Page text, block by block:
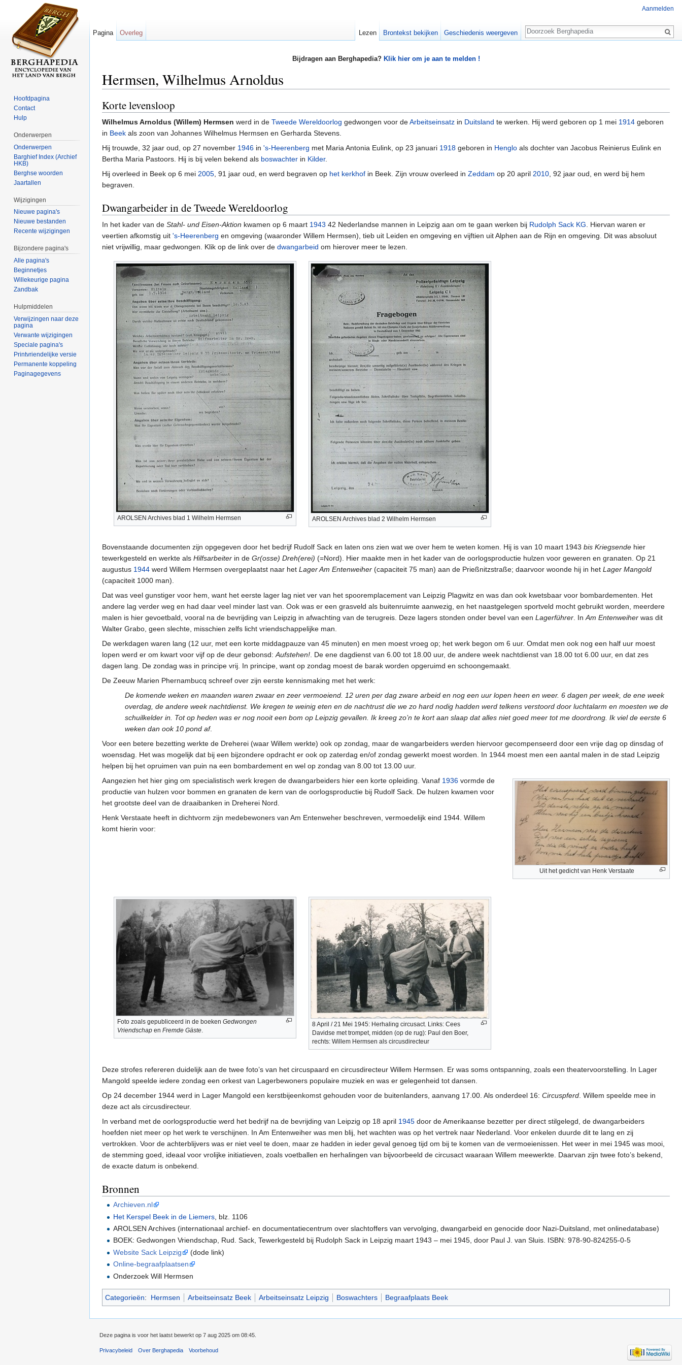
Bijdragen aan Berghapedia? Klik hier om je aan te melden !
Hermsen, Wilhelmus Arnoldus
Korte levensloop
Wilhelmus Arnoldus (Willem) Hermsen werd in de Tweede Wereldoorlog gedwongen voor deArbeitseinsatz in Duitsland te werken. Hij werd geboren op 1 mei 1914 geboren
in Beek als zoon van Johannes Wilhelmus Hermsen en Gerharda Stevens.
Hij trouwde, 32 jaar oud, op 27 november 1946 in 's-Heerenberg met Maria Antonia Eulink, op 23 januari 1918 geboren in Henglo als dochter van Jacobus Reinierus Eulink en
Bertha Maria Pastoors. Hij is bij velen bekend als boswachter in Kilder.
Hij overleed in Beek op 6 mei 2005 , 91 jaar oud, en werd begraven op het kerkhof in Beek. Zijn vrouw overleed in Zeddam op 20 april 2010 , 92 jaar oud, en werd bij hem
begraven.
Dwangarbeider in de Tweede Wereldoorlog
In het kader van de Stahl- und Eisen-Aktion kwamen op 6 maart 1943 42 Nederlandse mannen in Leipzig aan om te gaan werken bij Rudolph Sack KG . Hiervan waren er
veertien afkomstig uit 's-Heerenberg en omgeving (waaronder Willem Hermsen), tieb uit Leiden en omgeving en vijftien uit Alphen aan de Rijn en omgeving. Dit was absoluut
niet vrijwillig, maar gedwongen. Klik op de link over de dwangarbeid om hierover meer te lezen.
AROLSEN Archives blad 1 Wilhelm Hermsen AROLSEN Archives blad 2 Wilhelm Hermsen
Bovenstaande documenten zijn opgegeven door het bedrijf Rudolf Sack en laten ons zien wat we over hem te weten komen. Hij is van 10 maart 1943 bis Kriegsende hier
tewerkgesteld en werkte als Hilfsarbeiter in de Gr(osse) Dreh(erei) (=Nord). Hier maakte men in het kader van de oorlogsproductie hulzen voor geweren en granaten. Op 21
augustus 1944 werd Willem Hermsen overgeplaatst naar het Lager Am Entenweiher (capaciteit 75 man) aan de Prießnitzstraße; daarvoor woonde hij in het Lager Mangold
(capaciteit 1000 man).
Dat was veel gunstiger voor hem, want het eerste lager lag niet ver van het spooremplacement van Leipzig Plagwitz en was dan ook kwetsbaar voor bombardementen. Het
andere lag verder weg en had daar veel minder last van. Ook was er een grasveld als buitenruimte aanwezig, en het naastgelegen sportveld mocht gebruikt worden, meerdere
malen is hier gevoetbald, vooral na de bevrijding van Leipzig in afwachting van de terugreis. Deze lagers stonden onder bevel van een Lagerführer . In Am Entenweiher was dit
Walter Grabo, geen slechte, misschien zelfs licht vriendschappelijke man.
De werkdagen waren lang (12 uur, met een korte middagpauze van 45 minuten) en men moest vroeg op; het werk begon om 6 uur. Omdat men ook nog een half uur moest
lopen werd er om kwart voor vijf op de deur gebonsd: Aufstehen! . De ene dagdienst van 6.00 tot 18.00 uur, de andere week nachtdienst van 18.00 tot 6.00 uur, en dat zes
dagen lang. De zondag was in principe vrij. In principe, want op zondag moest de barak worden opgeruimd en schoongemaakt.
De Zeeuw Marien Phernambucq schreef over zijn eerste kennismaking met het werk:
De komende weken en maanden waren zwaar en zeer vermoeiend. 12 uren per dag zware arbeid en nog een uur lopen heen en weer. 6 dagen per week, de ene week
overdag, de andere week nachtdienst. We kregen te weinig eten en de nachtrust die we zo hard nodig hadden werd telkens verstoord door luchtalarm en moesten we de
schuilkelder in. Tot op heden was er nog nooit een bom op Leipzig gevallen. Ik kreeg zo’n te kort aan slaap dat alles niet goed meer tot me doordrong. Ik viel de eerste 6
weken dan ook 10 pond af.
Voor een betere bezetting werkte de Dreherei (waar Willem werkte) ook op zondag, maar de wangarbeiders werden hiervoor gecompenseerd door een vrije dag op dinsdag of
woensdag. Het was mogelijk dat bij een bijzondere opdracht er ook op zaterdag en/of zondag gewerkt moest worden. In 1944 moest men een aantal malen in de stad Leipzig
helpen bij het opruimen van puin na een bombardement en wel op zondag van 8.00 tot 13.00 uur.
Uit het gedicht van Henk Verstaate
Aangezien het hier ging om specialistisch werk kregen de dwangarbeiders hier een korte opleiding. Vanaf 1936 vormde de
productie van hulzen voor bommen en granaten de kern van de oorlogsproductie bij Rudolf Sack. De hulzen kwamen voor
het grootste deel van de draaibanken in Dreherei Nord.
Henk Verstaate heeft in dichtvorm zijn medebewoners van Am Entenweher beschreven, vermoedelijk eind 1944. Willem
komt hierin voor:
Foto zoals gepubliceerd in de boeken Gedwongen
Vriendschap en Fremde Gäste.
8 April / 21 Mei 1945: Herhaling circusact. Links: Cees
Davidse met trompet, midden (op de rug): Paul den Boer,
rechts: Willem Hermsen als circusdirecteur
Deze strofes refereren duidelijk aan de twee foto’s van het circuspaard en circusdirecteur Willem Hermsen. Er was soms ontspanning, zoals een theatervoorstelling. In Lager
Mangold speelde iedere zondag een orkest van Lagerbewoners populaire muziek en was er gelegenheid tot dansen.
Op 24 december 1944 werd in Lager Mangold een kerstbijeenkomst gehouden voor de buitenlanders, aanvang 17.00. Als onderdeel 16: Circuspferd . Willem speelde mee in
deze act als circusdirecteur.
In verband met de oorlogsproductie werd het bedrijf na de bevrijding van Leipzig op 18 april 1945 door de Amerikaanse bezetter per direct stilgelegd, de dwangarbeiders
hoefden niet meer op het werk te verschijnen. In Am Entenweiher was men blij, het wachten was op het vertrek naar Nederland. Voor enkelen duurde dit te lang en zij
vertrokken. Voor de achterblijvers was er niet veel te doen, maar ze hadden in ieder geval genoeg tijd om bij te komen van de vermoeienissen. Het weer in mei 1945 was mooi,
de stemming goed, ideaal voor vrolijke initiatieven, zoals voetballen en herhalingen van bijvoorbeeld de circusact waaraan Willem meewerkte. Daarvan zijn twee foto’s bekend,
de exacte datum is onbekend.
Bronnen
Archieven.nl
Het Kerspel Beek in de Liemers , blz. 1106
AROLSEN Archives (internationaal archief- en documentatiecentrum over slachtoffers van vervolging, dwangarbeid en genocide door Nazi-Duitsland, met onlinedatabase)
BOEK: Gedwongen Vriendschap, Rud. Sack, Tewerkgesteld bij Rudolph Sack in Leipzig maart 1943 – mei 1945, door Paul J. van Sluis. ISBN: 978-90-824255-0-5
Website Sack Leipzig
(dode link)
Online-begraafplaatsen
Onderzoek Will Hermsen
Categorieën: Hermsen Arbeitseinsatz Beek Arbeitseinsatz Leipzig Boswachters Begraafplaats Beek
Aanmelden
Pagina Overleg Lezen Brontekst bekijken Geschiedenis weergeven
Zoeken
Hoofdpagina
Contact
Hulp
Onderwerpen
Onderwerpen
Barghief Index (Archief
HKB)
Berghse woorden
Jaartallen
Wijzigingen
Nieuwe pagina's
Nieuwe bestanden
Recente wijzigingen
Bijzondere pagina's
Alle pagina's
Beginnetjes
Willekeurige pagina
Zandbak
Hulpmiddelen
Verwijzingen naar deze
pagina
Verwante wijzigingen
Speciale pagina's
Printvriendelijke versie
Permanente koppeling
Paginagegevens
Deze pagina is voor het laatst bewerkt op 7 aug 2025 om 08:45.
Privacybeleid Over Berghapedia Voorbehoud